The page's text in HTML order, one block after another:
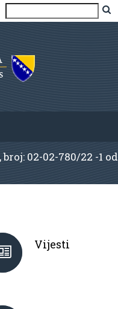
02-02-780/22 -1 od
Vijesti